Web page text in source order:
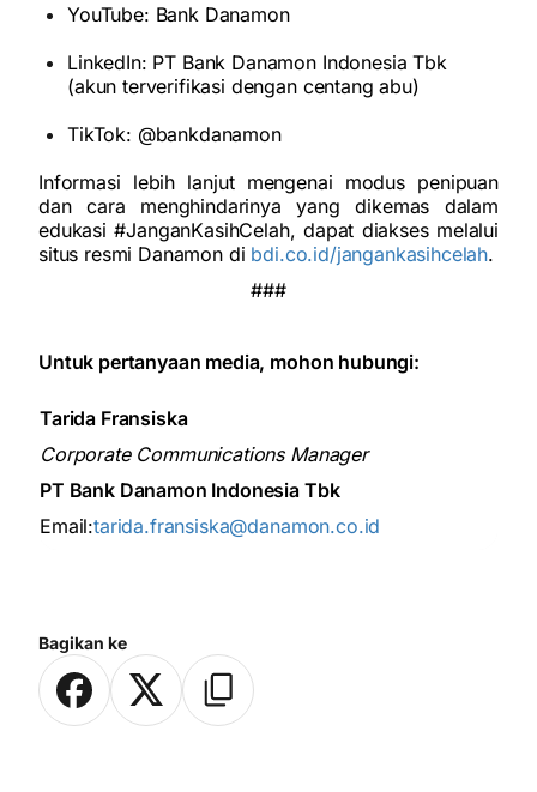
Bagikan ke
YouTube: Bank Danamon
LinkedIn: PT Bank Danamon Indonesia Tbk
(akun terverifikasi dengan centang abu)
TikTok: @bankdanamon
Informasi lebih lanjut mengenai modus penipuan
dan cara menghindarinya yang dikemas dalam
edukasi #JanganKasihCelah, dapat diakses melalui
situs resmi Danamon di bdi.co.id/jangankasihcelah.
###
Untuk pertanyaan media, mohon hubungi:
Tarida Fransiska
Corporate Communications Manager
PT Bank Danamon Indonesia Tbk
Email:tarida.fransiska@danamon.co.id